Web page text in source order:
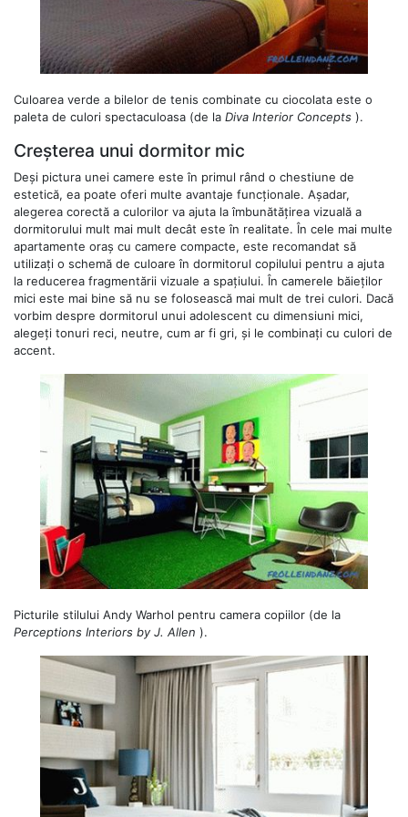
Culoarea verde a bilelor de tenis combinate cu ciocolata este o
paleta de culori spectaculoasa (de la Diva Interior Concepts ).
Creșterea unui dormitor mic
Deși pictura unei camere este în primul rând o chestiune de
estetică, ea poate oferi multe avantaje funcționale. Așadar,
alegerea corectă a culorilor va ajuta la îmbunătățirea vizuală a
dormitorului mult mai mult decât este în realitate. În cele mai multe
apartamente oraș cu camere compacte, este recomandat să
utilizați o schemă de culoare în dormitorul copilului pentru a ajuta
la reducerea fragmentării vizuale a spațiului. În camerele băieților
mici este mai bine să nu se folosească mai mult de trei culori. Dacă
vorbim despre dormitorul unui adolescent cu dimensiuni mici,
alegeți tonuri reci, neutre, cum ar fi gri, și le combinați cu culori de
accent.
Picturile stilului Andy Warhol pentru camera copiilor (de la
Perceptions Interiors by J. Allen ).